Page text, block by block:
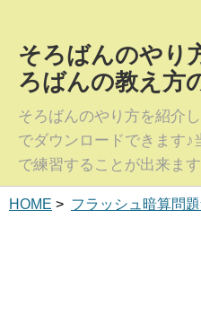
そろばんのやり
ろばんの教え方
そろばんのやり方を紹介
でダウンロードできます
で練習することが出来ます
HOME > フラッシュ暗算問